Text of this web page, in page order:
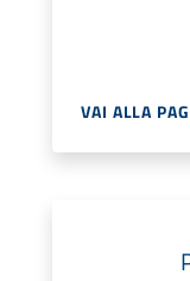
VAI ALLA